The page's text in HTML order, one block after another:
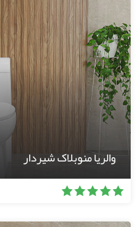
والریا منوبلاک شیردار